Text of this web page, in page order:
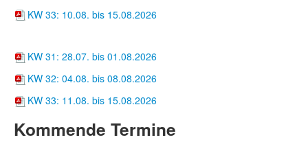
KW 33: 10.08. bis 15.08.2026
KW 31: 28.07. bis 01.08.2026
KW 32: 04.08. bis 08.08.2026
KW 33: 11.08. bis 15.08.2026
Kommende Termine